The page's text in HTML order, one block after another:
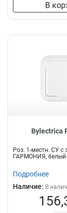
В
Bylectrica
Роз. 1-местн. СУ с
ГАРМОНИЯ, белый
Подробнее
Наличие: В